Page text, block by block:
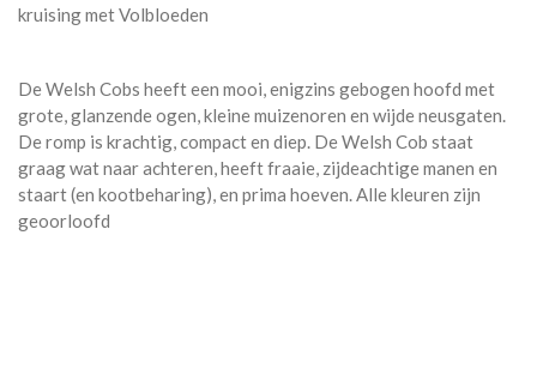
kruising met Volbloeden
De Welsh Cobs heeft een mooi, enigzins gebogen hoofd met
grote, glanzende ogen, kleine muizenoren en wijde neusgaten.
De romp is krachtig, compact en diep. De Welsh Cob staat
graag wat naar achteren, heeft fraaie, zijdeachtige manen en
staart (en kootbeharing), en prima hoeven. Alle kleuren zijn
geoorloofd